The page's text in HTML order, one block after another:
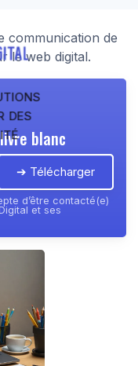
communication de
le web digital.
des
blanc
➔ Télécharger
d’être contacté(e)
et ses